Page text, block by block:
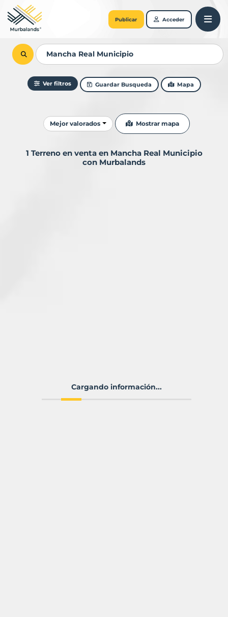
Publicar Acceder
Ver filtros Guardar Busqueda Mapa
Ordenar resultados
Mejor valorados Mostrar mapa
1 Terreno en venta en Mancha Real Municipio
con Murbalands
Cargando información...